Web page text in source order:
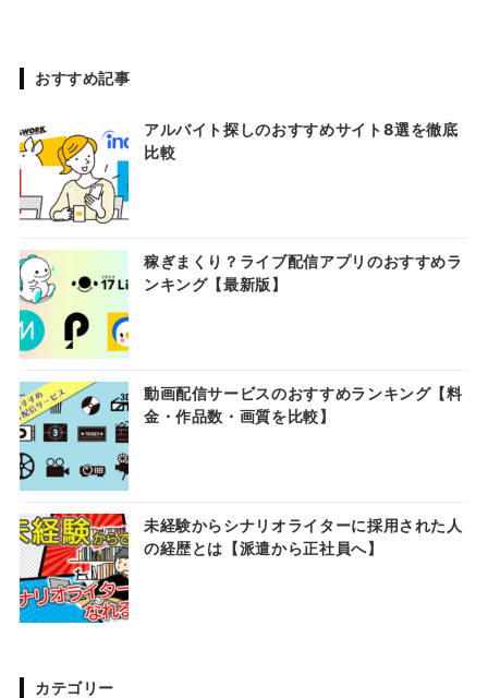
おすすめ記事
アルバイト探しのおすすめサイト8選を徹底
比較
稼ぎまくり？ライブ配信アプリのおすすめラ
ンキング【最新版】
動画配信サービスのおすすめランキング【料
金・作品数・画質を比較】
未経験からシナリオライターに採用された人
の経歴とは【派遣から正社員へ】
カテゴリー